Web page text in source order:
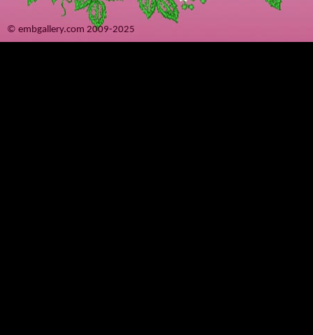
© embgallery.com 2009-2025